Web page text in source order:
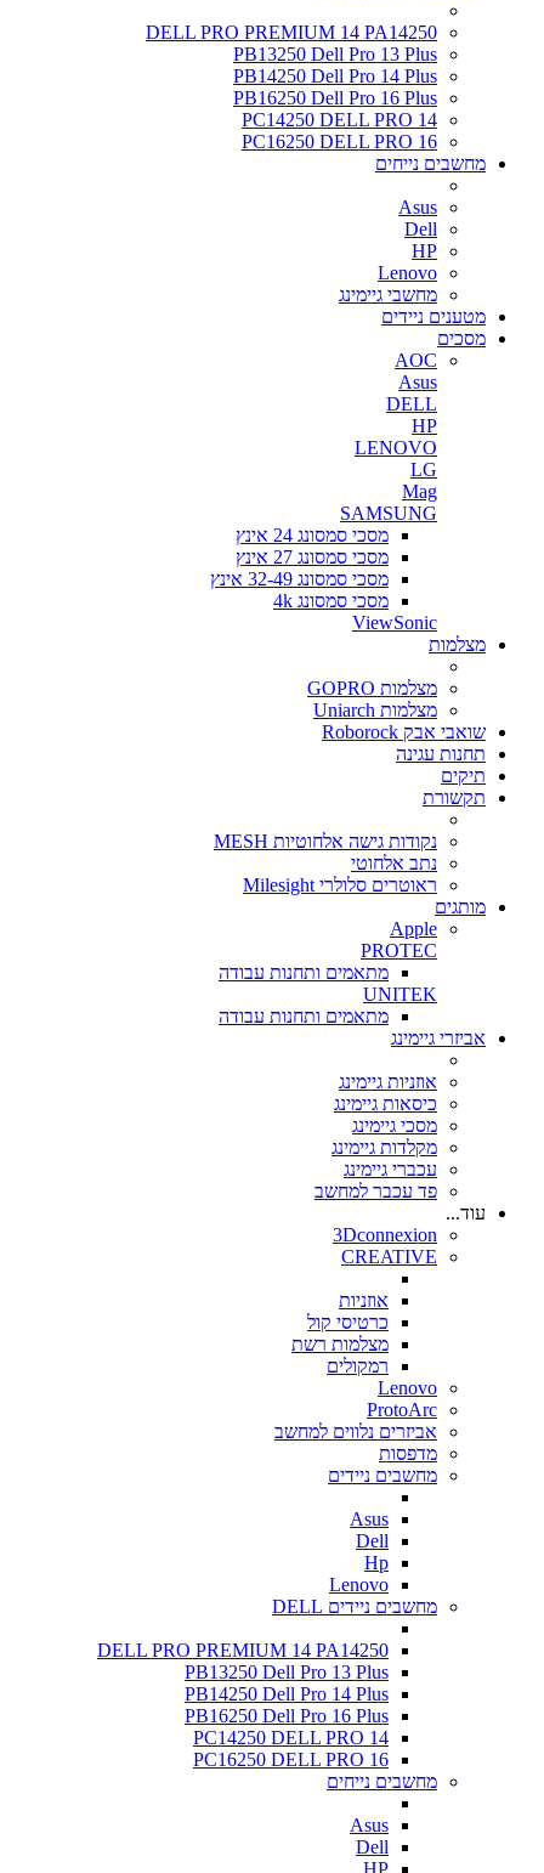
DELL PRO PREMIUM 14 PA14250
PB13250 Dell Pro 13 Plus
PB14250 Dell Pro 14 Plus
PB16250 Dell Pro 16 Plus
PC14250 DELL PRO 14
PC16250 DELL PRO 16
מחשבים נייחים
Asus
Dell
HP
Lenovo
מחשבי גיימינג
מטענים ניידים
מסכים
AOC
Asus
DELL
HP
LENOVO
LG
Mag
SAMSUNG
מסכי סמסונג 24 אינץ
מסכי סמסונג 27 אינץ
מסכי סמסונג 32-49 אינץ
מסכי סמסונג 4k
ViewSonic
מצלמות
מצלמות GOPRO
מצלמות Uniarch
שואבי אבק Roborock
תחנות עגינה
תיקים
תקשורת
נקודות גישה אלחוטיות MESH
נתב אלחוטי
ראוטרים סלולרי Milesight
מותגים
Apple
PROTEC
מתאמים ותחנות עבודה
UNITEK
מתאמים ותחנות עבודה
אביזרי גיימינג
אוזניות גיימינג
כיסאות גיימינג
מסכי גיימינג
מקלדות גיימינג
עכברי גיימינג
פד עכבר למחשב
עוד...
3Dconnexion
CREATIVE
אוזניות
כרטיסי קול
מצלמות רשת
רמקולים
Lenovo
ProtoArc
אביזרים נלווים למחשב
מדפסות
מחשבים ניידים
Asus
Dell
Hp
Lenovo
מחשבים ניידים DELL
DELL PRO PREMIUM 14 PA14250
PB13250 Dell Pro 13 Plus
PB14250 Dell Pro 14 Plus
PB16250 Dell Pro 16 Plus
PC14250 DELL PRO 14
PC16250 DELL PRO 16
מחשבים נייחים
Asus
Dell
HP